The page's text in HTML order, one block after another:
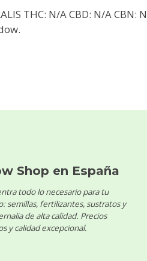
THC: N/A CBD: N/A CBN:
Shop en España
todo lo necesario para tu
semillas, fertilizantes, sustratos y
de alta calidad. Precios
y calidad excepcional.